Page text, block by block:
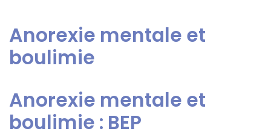
Anorexie mentale et
boulimie
Anorexie mentale et
boulimie : BEP